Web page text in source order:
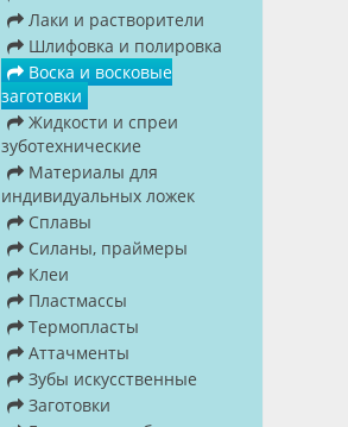
Лаки и растворители
Шлифовка и полировка
Воска и восковые
заготовки
Жидкости и спреи
зуботехнические
Материалы для
индивидуальных ложек
Сплавы
Силаны, праймеры
Клеи
Пластмассы
Термопласты
Аттачменты
Зубы искусственные
Заготовки